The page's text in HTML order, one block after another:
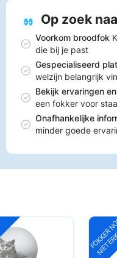
Op zoek
Voorkom broodfok
die bij je past
Gespecialiseerd
welzijn belangrijk
Bekijk ervaringen
een fokker voor
Onafhankelijke
minder goede
FOKKER
NIET